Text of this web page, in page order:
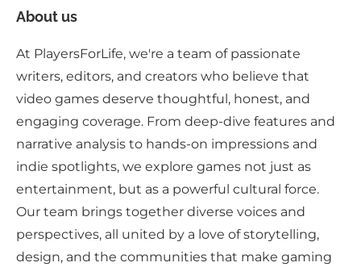
About us
At PlayersForLife, we're a team of passionate
writers, editors, and creators who believe that
video games deserve thoughtful, honest, and
engaging coverage. From deep-dive features and
narrative analysis to hands-on impressions and
indie spotlights, we explore games not just as
entertainment, but as a powerful cultural force.
Our team brings together diverse voices and
perspectives, all united by a love of storytelling,
design, and the communities that make gaming